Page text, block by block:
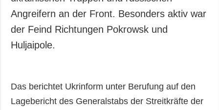
Angreifern an der Front. Besonders aktiv war
der Feind Richtungen Pokrowsk und
Huljaipole.
Das berichtet Ukrinform unter Berufung auf den
Lagebericht des Generalstabs der Streitkräfte der